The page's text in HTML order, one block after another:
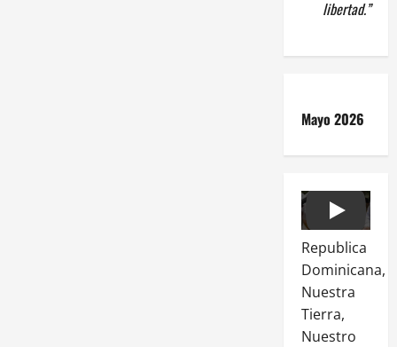
libertad.”
Mayo 2026
Play
Republica
Dominicana,
Nuestra
Tierra,
Nuestro